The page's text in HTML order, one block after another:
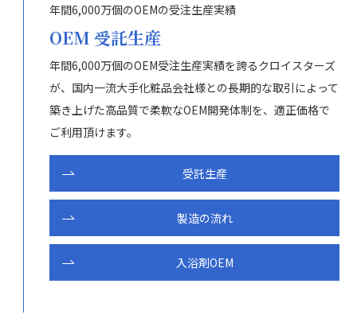
年間6,000万個のOEMの受注生産実績
OEM 受託生産
年間6,000万個のOEM受注生産実績を誇るクロイスターズ
が、国内一流大手化粧品会社様との長期的な取引によって
築き上げた高品質で柔軟なOEM開発体制を、適正価格で
ご利用頂けます。
受託生産
製造の流れ
入浴剤OEM